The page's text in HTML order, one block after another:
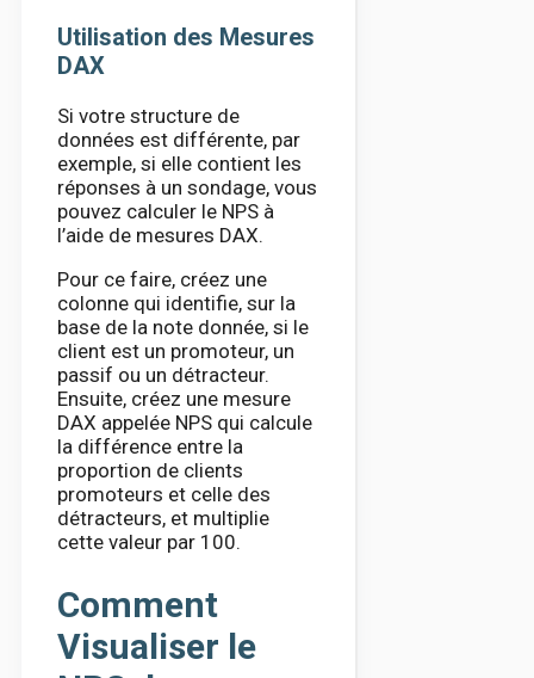
Utilisation des Mesures
DAX
Si votre structure de
données est différente, par
exemple, si elle contient les
réponses à un sondage, vous
pouvez calculer le NPS à
l’aide de mesures DAX.
Pour ce faire, créez une
colonne qui identifie, sur la
base de la note donnée, si le
client est un promoteur, un
passif ou un détracteur.
Ensuite, créez une mesure
DAX appelée NPS qui calcule
la différence entre la
proportion de clients
promoteurs et celle des
détracteurs, et multiplie
cette valeur par 100.
Comment
Visualiser le